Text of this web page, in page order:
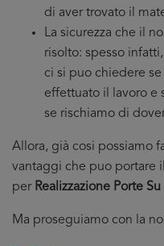
di aver trovato il
La sicurezza che il
risolto: spesso
ci si puo chiedere
effettuato il lavoro e
se rischiamo di
Allora, già cosi possiamo
vantaggi che puo portare
per Realizzazione Porte
Ma proseguiamo con la